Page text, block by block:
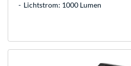
Lichtstrom: 1000 Lumen